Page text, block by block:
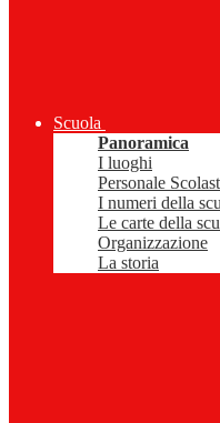
Scuola
Panoramica
I luoghi
Personale
I numeri della
Le carte della
Organizzazione
La storia